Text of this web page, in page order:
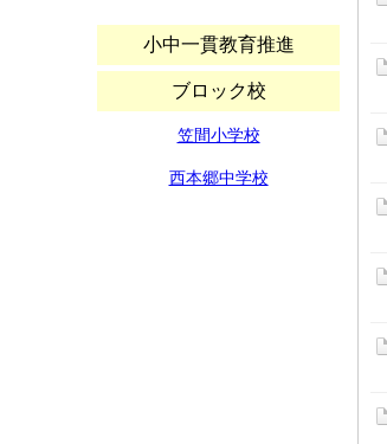
小中一貫教育推進
ブロック校
笠間小学校
西本郷中学校